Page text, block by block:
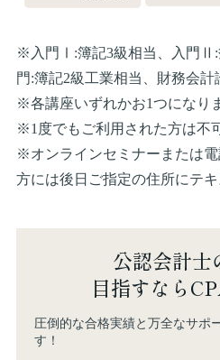
※入門Ⅰ:簿記3級相当、入門Ⅱ:
門:簿記2級工業相当、財務会計
※各講座いずれかお1つになり
※1度でもご利用された方は不
※オンラインセミナーまたは
方には後日ご指定の住所にテキ
公認会計士
目指すなら
圧倒的な合格実績と万全なサポ
す！